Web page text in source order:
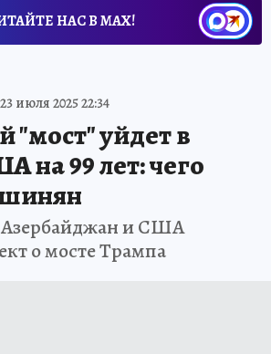
НАС В МАХ!
23 июля 2025 22:34
"мост" уйдет в
на 99 лет: чего
и США
о мосте Трампа